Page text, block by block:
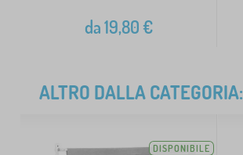
da19,80€
ALTRO DALLA CATEGORIA:
DISPONIBILE